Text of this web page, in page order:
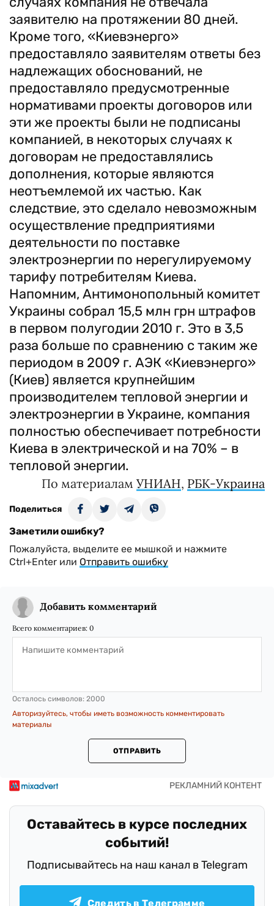
заявителю на протяжении 80 дней.
Кроме того, «Киевэнерго»
предоставляло заявителям ответы без
надлежащих обоснований, не
предоставляло предусмотренные
нормативами проекты договоров или
эти же проекты были не подписаны
компанией, в некоторых случаях к
договорам не предоставлялись
дополнения, которые являются
неотъемлемой их частью. Как
следствие, это сделало невозможным
осуществление предприятиями
деятельности по поставке
электроэнергии по нерегулируемому
тарифу потребителям Киева.
Напомним, Антимонопольный комитет
Украины собрал 15,5 млн грн штрафов
в первом полугодии 2010 г. Это в 3,5
раза больше по сравнению с таким же
периодом в 2009 г. АЭК «Киевэнерго»
(Киев) является крупнейшим
производителем тепловой энергии и
электроэнергии в Украине, компания
полностью обеспечивает потребности
Киева в электрической и на 70% – в
тепловой энергии.
По материалам УНИАН, РБК-Украина
Поделиться
Заметили ошибку?
Пожалуйста, выделите ее мышкой и нажмите
Ctrl+Enter или Отправить ошибку
Добавить комментарий
Всего комментариев: 0
Осталось символов: 2000
Авторизуйтесь, чтобы иметь возможность комментировать
материалы
ОТПРАВИТЬ
Оставайтесь в курсе последних
событий!
Подписывайтесь на наш канал в Telegram
Следить в Телеграмме